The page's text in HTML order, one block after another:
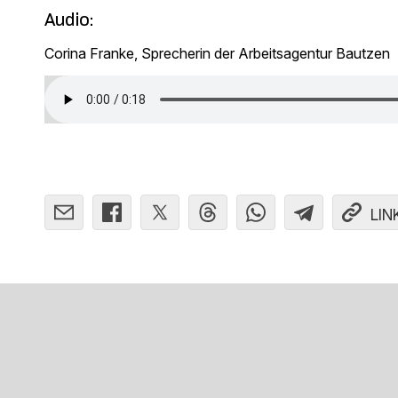
Audio:
Corina Franke, Sprecherin der Arbeitsagentur Bautzen